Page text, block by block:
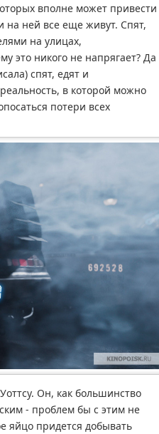
вполне может привести
ней все еще живут. Спят,
на улицах,
это никого не напрягает? Да
спят, едят и
в которой можно
потери всех
Он, как большинство
- проблем бы с этим не
яйцо придется добывать